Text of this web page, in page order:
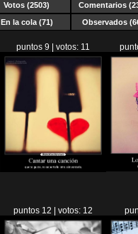
Votos (2503)
Comentarios
En la cola (71) Observados
puntos 9 | votos: 11
puntos 12 | votos: 12